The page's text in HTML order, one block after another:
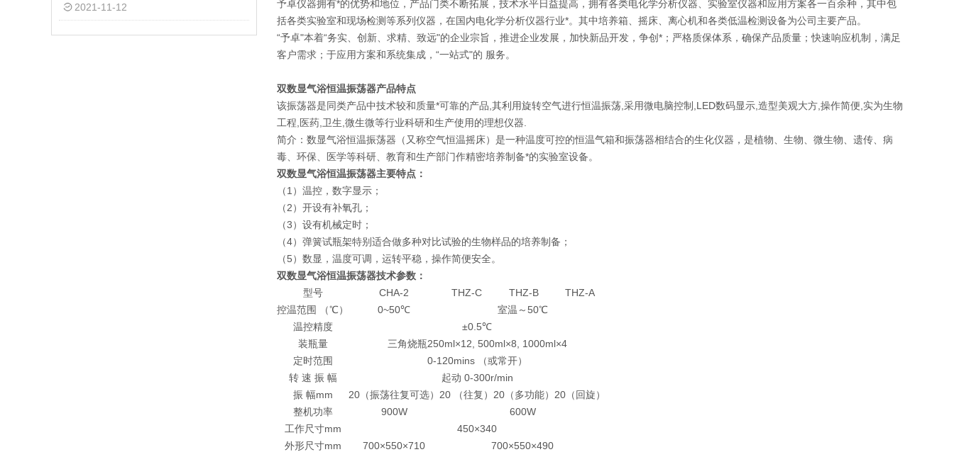
2021-11-12
予卓仪器拥有*的优势和地位，产品门类不断拓展，技术水平日益提高，拥有各类电化学分析仪器、实验室仪器和应用方案各一百余种，其中包
括各类实验室和现场检测等系列仪器，在国内电化学分析仪器行业*。其中培养箱、摇床、离心机和各类低温检测设备为公司主要产品。
“予卓"本着“务实、创新、求精、致远"的企业宗旨，推进企业发展，加快新品开发，争创*；严格质保体系，确保产品质量；快速响应机制，满足
客户需求；于应用方案和系统集成，“一站式"的 服务。
双数显气浴恒温振荡器产品特点
该振荡器是同类产品中技术较和质量*可靠的产品,其利用旋转空气进行恒温振荡,采用微电脑控制,LED数码显示,造型美观大方,操作简便,实为生物
工程,医药,卫生,微生微等行业科研和生产使用的理想仪器.
简介：数显气浴恒温振荡器（又称空气恒温摇床）是一种温度可控的恒温气箱和振荡器相结合的生化仪器，是植物、生物、微生物、遗传、病
毒、环保、医学等科研、教育和生产部门作精密培养制备*的实验室设备。
双数显气浴恒温振荡器主要特点：
（1）温控，数字显示；
（2）开设有补氧孔；
（3）设有机械定时；
（4）弹簧试瓶架特别适合做多种对比试验的生物样品的培养制备；
（5）数显，温度可调，运转平稳，操作简便安全。
双数显气浴恒温振荡器技术参数：
型号
CHA-2 THZ-C THZ-B
THZ-A
控温范围 （℃）
0~50℃
室温～50℃
温控精度
±0.5℃
装瓶量
三角烧瓶250ml×12, 500ml×8, 1000ml×4
定时范围
0-120mins （或常开）
转 速 振 幅
起动 0-300r/min
振 幅mm
20（振荡往复可选） 20 （往复） 20（多功能） 20（回旋）
整机功率
900W
600W
工作尺寸mm
450×340
外形尺寸mm
700×550×710 700×550×490